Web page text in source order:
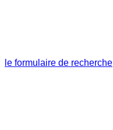
le formulaire de recherche